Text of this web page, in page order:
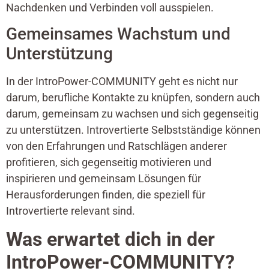
Nachdenken und Verbinden voll ausspielen.
Gemeinsames Wachstum und
Unterstützung
In der IntroPower-COMMUNITY geht es nicht nur
darum, berufliche Kontakte zu knüpfen, sondern auch
darum, gemeinsam zu wachsen und sich gegenseitig
zu unterstützen. Introvertierte Selbstständige können
von den Erfahrungen und Ratschlägen anderer
profitieren, sich gegenseitig motivieren und
inspirieren und gemeinsam Lösungen für
Herausforderungen finden, die speziell für
Introvertierte relevant sind.
Was erwartet dich in der
IntroPower-COMMUNITY?